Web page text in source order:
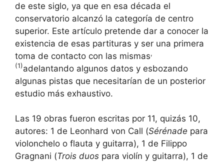
de este siglo, ya que en esa década el
conservatorio alcanzó la categoría de centro
superior. Este artículo pretende dar a conocer la
existencia de esas partituras y ser una primera
toma de contacto con las mismas,
(1)adelantando algunos datos y esbozando
algunas pistas que necesitarían de un posterior
estudio más exhaustivo.
Las 19 obras fueron escritas por 11, quizás 10,
autores: 1 de Leonhard von Call (Sérénade para
violonchelo o flauta y guitarra), 1 de Filippo
Gragnani (Trois duos para violín y guitarra), 1 de